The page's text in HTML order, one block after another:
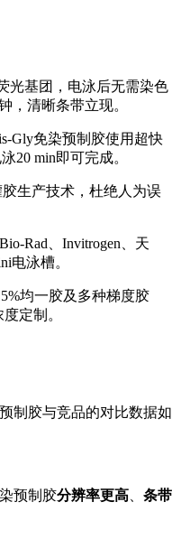
光基团，电泳后无需染色
，清晰条带立现。
Gly免染预制胶使用超快
20 min即可完成。
生产技术，杜绝人为误
Rad、Invitrogen、天
电泳槽。
均一胶及多种梯度胶
定制。
制胶与竞品的对比数据如
预制胶分辨率更高
条带